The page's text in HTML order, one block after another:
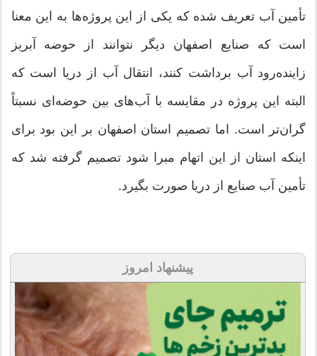
تأمین آب تعریف شده که یکی از این پروژه‌ها به این معنا
است که صنایع اصفهان دیگر نتوانند از حوضه آبریز
زاینده‌رود آب برداشت کنند، انتقال آب از دریا است که
البته این پروژه در مقایسه با آب‌های بین حوضه‌ای نسبتاً
گران‌تر است. اما تصمیم استان اصفهان بر این بود برای
اینکه استان از این اتهام مبرا شود تصمیم گرفته شد که
تأمین آب صنایع از دریا صورت بگیرد.
پیشنهاد امروز